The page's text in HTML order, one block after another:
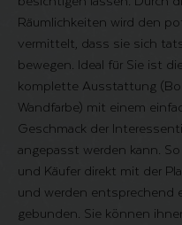
Räumlichkeiten wird den
vermittelt, dass sie sich
bewegen. Ideal für Sie ist
komplette Ausstattung
Wandfarbe) mit einem
Geschmack der
angepasst werden kann.
und Käufer direkt mit der
und werden entsprechend
gebunden. Sie können